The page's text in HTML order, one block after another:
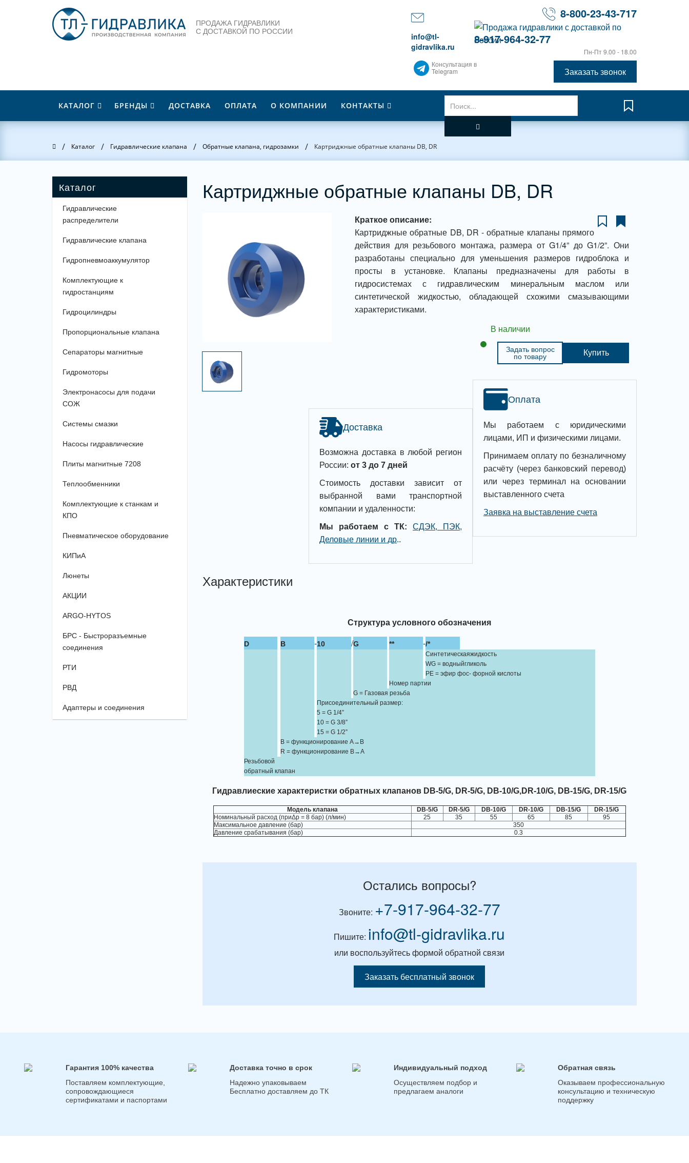
ПРОДАЖА ГИДРАВЛИКИ
С ДОСТАВКОЙ ПО РОССИИ
info@tl-
gidravlika.ru
8-800-23-43-717
8-917-964-32-77
Пн-Пт 9.00 - 18.00
Консультация в
Telegram
Заказать звонок
КАТАЛОГ БРЕНДЫ ДОСТАВКА ОПЛАТА О КОМПАНИИ КОНТАКТЫ
Главная
/ Каталог / Гидравлические клапана / Обратные клапана, гидрозамки / Картриджные обратные клапаны DB, DR
Гидравлические
распределители
Гидравлические клапана
Гидропневмоаккумулятор
Комплектующие к
гидростанциям
Гидроцилиндры
Пропорциональные клапана
Сепараторы магнитные
Гидромоторы
Электронасосы для подачи
СОЖ
Системы смазки
Насосы гидравлические
Плиты магнитные 7208
Теплообменники
Комплектующие к станкам и
КПО
Пневматическое оборудование
КИПиА
Люнеты
АКЦИИ
ARGO-HYTOS
БРС - Быстроразъемные
соединения
РТИ
РВД
Адаптеры и соединения
Картриджные обратные клапаны DB, DR
Краткое описание:
Картриджные обратные DB, DR - обратные клапаны прямого
действия для резьбового монтажа, размера от G1/4” до G1/2”. Они
разработаны специально для уменьшения размеров гидроблока и
просты в установке. Клапаны предназначены для работы в
гидросистемах с гидравлическим минеральным маслом или
синтетической жидкостью, обладающей схожими смазывающими
характеристиками.
В наличии
Задать вопрос
по товару
Купить
Оплата
Мы работаем с юридическими
лицами, ИП и физическими лицами.
Принимаем оплату по безналичному
расчёту (через банковский перевод)
или через терминал на основании
выставленного счета
Заявка на выставление счета
Доставка
Возможна доставка в любой регион
России: от 3 до 7 дней
Стоимость доставки зависит от
выбранной вами транспортной
компании и удаленности:
Мы работаем с ТК:
СДЭК, ПЭК,
Деловые линии и др..
Характеристики
Структура условного обозначения
D B -10 /G ** -/*
Синтетическаяжидкость
WG = водныйгликоль
PE = эфир фос- форной кислоты
Номер партии
G = Газовая резьба
Присоединительный размер:
5 = G 1/4”
10 = G 3/8”
15 = G 1/2”
B = функционирование A→В
R = функционирование B→А
Резьбовой
обратный клапан
Гидравлиеские характеристки обратных клапанов DB-5/G, DR-5/G, DB-10/G,DR-10/G, DB-15/G, DR-15/G
Модель клапана DB-5/G DR-5/G DB-10/G DR-10/G DB-15/G
DR-15/G
Номинальный расход (приΔр = 8 бар) (л/мин)
25 35 55 65 85
95
Максимальное давление (бар)
350
Давление срабатывания (бар)
0.3
Остались вопросы?
Звоните: +7-917-964-32-77
Пишите: info@tl-gidravlika.ru
или воспользуйтесь формой обратной связи
Заказать бесплатный звонок
Гарантия 100% качества
Поставляем комплектующие,
сопровождающиеся
сертификатами и паспортами
Доставка точно в срок
Надежно упаковываем
Бесплатно доставляем до ТК
Индивидуальный подход
Осуществляем подбор и
предлагаем аналоги
Обратная связь
Оказываем профессиональную
консультацию и техническую
поддержку